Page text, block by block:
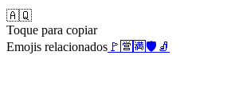
🇦🇶
Toque para copiar
Emojis relacionados 🚩 🈺 🈵🛡️ 🧦